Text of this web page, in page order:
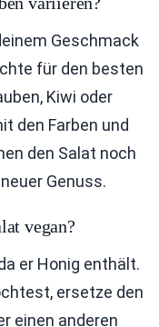
Geschmack
für den besten
Kiwi oder
den Farben und
den Salat noch
Genuss.
vegan?
er Honig enthält.
ersetze den
einen anderen